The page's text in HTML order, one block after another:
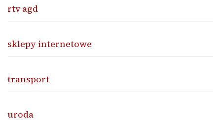
rtv agd
sklepy internetowe
transport
uroda